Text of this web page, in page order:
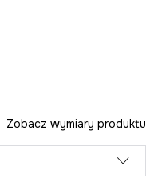
Zobacz wymiary produktu